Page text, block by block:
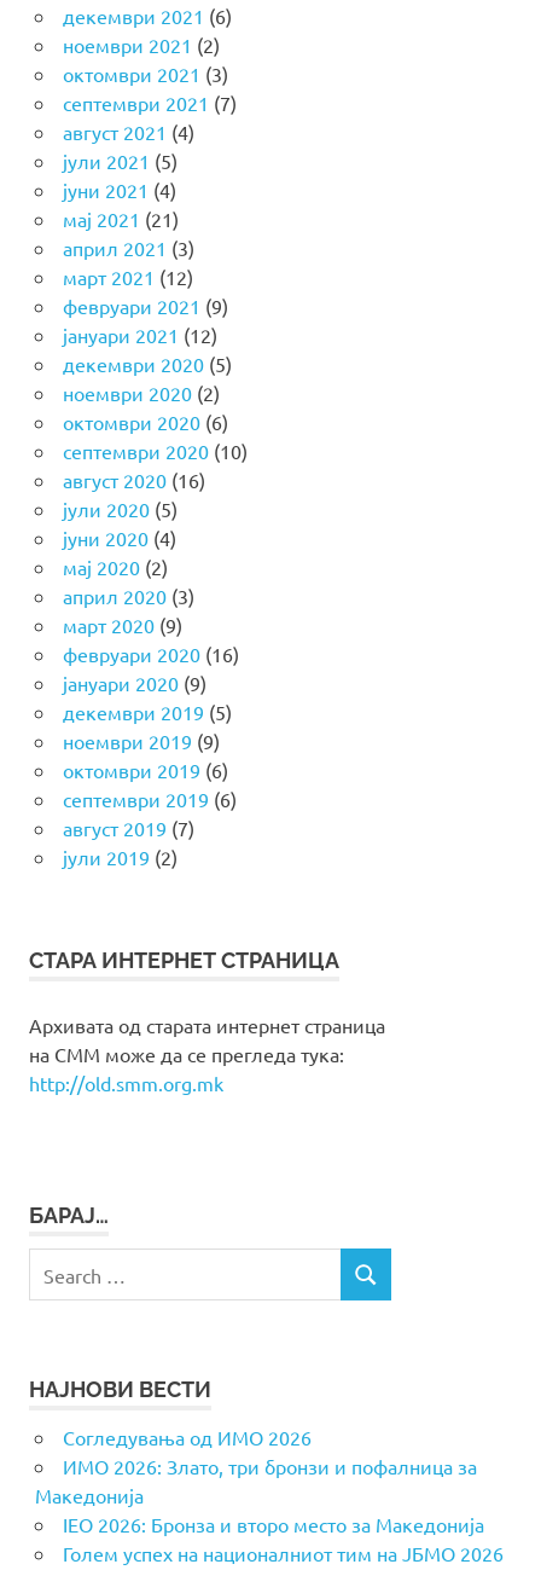
декември 2021 (6)
ноември 2021 (2)
октомври 2021 (3)
септември 2021 (7)
август 2021 (4)
јули 2021 (5)
јуни 2021 (4)
мај 2021 (21)
април 2021 (3)
март 2021 (12)
февруари 2021 (9)
јануари 2021 (12)
декември 2020(5)
ноември 2020(2)
октомври 2020(6)
септември 2020(10)
август 2020(16)
јули 2020(5)
јуни 2020(4)
мај 2020(2)
април 2020(3)
март 2020(9)
февруари 2020(16)
јануари 2020(9)
декември 2019 (5)
ноември 2019 (9)
октомври 2019 (6)
септември 2019 (6)
август 2019 (7)
јули 2019 (2)
СТАРА ИНТЕРНЕТ СТРАНИЦА
Архивата од старата интернет страница
на СММ може да се прегледа тука:
http://old.smm.org.mk
БАРАЈ…
for:
SEARCH
НАЈНОВИ ВЕСТИ
Согледувања од ИМО 2026
ИМО 2026: Злато, три бронзи и пофалница за
Македонија
IEO 2026: Бронза и второ место за Македонија
Голем успех на националниот тим на ЈБМО 2026